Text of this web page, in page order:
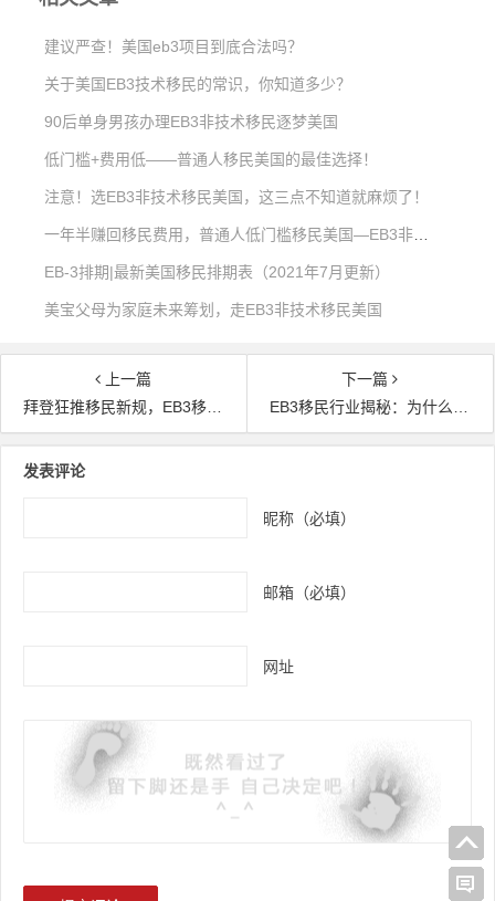
建议严查！美国eb3项目到底合法吗？
关于美国EB3技术移民的常识，你知道多少？
90后单身男孩办理EB3非技术移民逐梦美国
低门槛+费用低——普通人移民美国的最佳选择！
注意！选EB3非技术移民美国，这三点不知道就麻烦了！
EB-3排期|最新美国移民排期表（2021年7月更新）
美宝父母为家庭未来筹划，走EB3非技术移民美国
上一篇
拜登狂推移民新规，EB3移民是否迎来黄金期？
下一篇
EB3移民行业揭秘：为什么传统的移民公司很少做EB3项目？
发表评论
昵称（必填）
邮箱（必填）
网址